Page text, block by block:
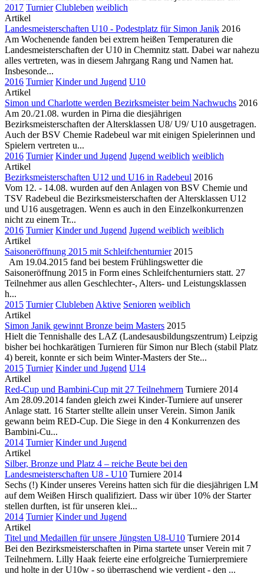
2017 Turnier Clubleben weiblich
Artikel
Landesmeisterschaften U10 - Podestplatz für Simon Janik 2016
Am Wochenende fanden bei extrem heißen Temperaturen die
Landesmeisterschaften der U10 in Chemnitz statt. Dabei war nahezu
alles vertreten, was in diesem Jahrgang Rang und Namen hat.
Insbesonde...
2016 Turnier Kinder und Jugend U10
Artikel
Simon und Charlotte werden Bezirksmeister beim Nachwuchs 2016
Am 20./21.08. wurden in Pirna die diesjährigen
Bezirksmeisterschaften der Altersklassen U8/ U9/ U10 ausgetragen.
Auch der BSV Chemie Radebeul war mit einigen Spielerinnen und
Spielern vertreten u...
2016 Turnier Kinder und Jugend Jugend weiblich weiblich
Artikel
Bezirksmeisterschaften U12 und U16 in Radebeul 2016
Vom 12. - 14.08. wurden auf den Anlagen von BSV Chemie und
TSV Radebeul die Bezirksmeisterschaften der Altersklassen U12
und U16 ausgetragen. Wenn es auch in den Einzelkonkurrenzen
nicht zu einem Tr...
2016 Turnier Kinder und Jugend Jugend weiblich weiblich
Artikel
Saisoneröffnung 2015 mit Schleifchenturnier 2015
Am 19.04.2015 fand bei bestem Frühlingswetter die
Saisoneröffnung 2015 in Form eines Schleifchenturniers statt. 27
Teilnehmer aus allen Geschlechter-, Alters- und Leistungsklassen
h...
2015 Turnier Clubleben Aktive Senioren weiblich
Artikel
Simon Janik gewinnt Bronze beim Masters 2015
Hielt die Tennishalle des LAZ (Landesausbildungszentrum) Leipzig
bisher bei hochkarätigen Turnieren für Simon nur Blech (stabil Platz
4) bereit, konnte er sich beim Winter-Masters der Ste...
2015 Turnier Kinder und Jugend U14
Artikel
Red-Cup und Bambini-Cup mit 27 Teilnehmern Turniere 2014
Am 28.09.2014 fanden gleich zwei Kinder-Turniere auf unserer
Anlage statt. 16 Starter stellte allein unser Verein. Simon Janik
gewann beim RED-Cup. Die Siege in den 4 Konkurrenzen des
Bambini-Cu...
2014 Turnier Kinder und Jugend
Artikel
Silber, Bronze und Platz 4 – reiche Beute bei den
Landesmeisterschaften U8 - U10 Turniere 2014
Sechs (!) Kinder unseres Vereins hatten sich für die diesjährigen LM
auf dem Weißen Hirsch qualifiziert. Dass wir über 10% der Starter
stellen durften, ist für unseren klei...
2014 Turnier Kinder und Jugend
Artikel
Titel und Medaillen für unsere Jüngsten U8-U10 Turniere 2014
Bei den Bezirksmeisterschaften in Pirna startete unser Verein mit 7
Teilnehmern. Lilly Haak feierte eine erfolgreiche Turnierpremiere
und holte in der U10w - so überraschend wie verdient - den ...